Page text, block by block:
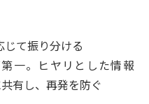
じて振り分ける
一。ヒヤリとした情報
有し、再発を防ぐ